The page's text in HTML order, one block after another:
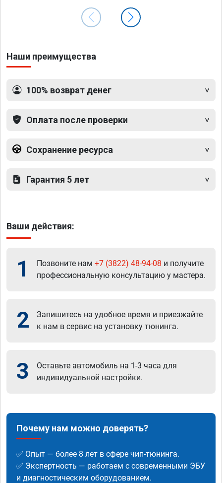
Наши преимущества
100% возврат денег
Оплата после проверки
Сохранение ресурса
Гарантия 5 лет
Ваши действия:
1 Позвоните нам +7 (3822) 48-94-08 и получите
профессиональную консультацию у мастера.
2
Запишитесь на удобное время и приезжайте
к нам в сервис на установку тюнинга.
3
Оставьте автомобиль на 1-3 часа для
индивидуальной настройки.
Почему нам можно доверять?
✅ Опыт — более 8 лет в сфере чип-тюнинга.
✅ Экспертность — работаем с современными ЭБУ
и диагностическим оборудованием.